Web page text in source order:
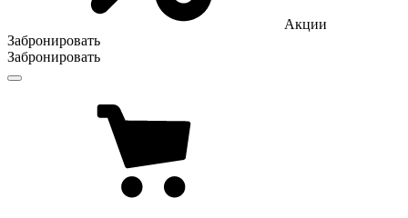
Акции
Забронировать
Забронировать